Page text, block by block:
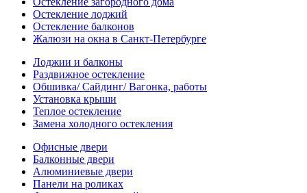
Остекление лоджий
Остекление балконов
Жалюзи на окна в Санкт-Петербурге
Лоджии и балконы
Раздвижное остекление
Обшивка/ Сайдинг/ Вагонка, работы
Установка крыши
Теплое остекление
Замена холодного остекления
Офисные двери
Балконные двери
Алюминиевые двери
Панели на роликах